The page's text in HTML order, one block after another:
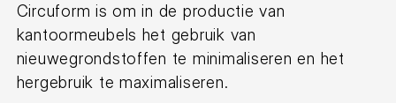
Circuform is om in de productie van
kantoormeubels het gebruik van
nieuwegrondstoffen te minimaliseren en het
hergebruik te maximaliseren.